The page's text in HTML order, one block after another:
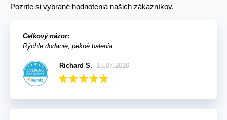
Pozrite si vybrané hodnotenia našich zákazníkov.
Celkový názor:
Rýchle dodanie, pekné balenia.
Richard S. 15.07.2026